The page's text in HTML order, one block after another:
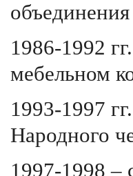
1986-1992
мебельном
1993-1997
Народного
1997-1998